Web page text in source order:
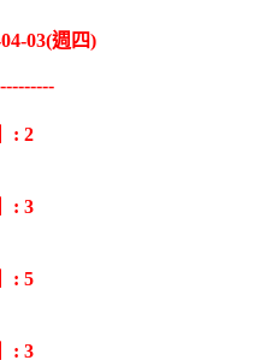
03(週四)
: 2
: 3
: 5
: 3